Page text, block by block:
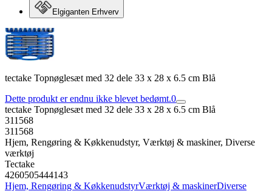
Elgiganten Erhverv
tectake Topnøglesæt med 32 dele 33 x 28 x 6.5 cm Blå
Dette produkt er endnu ikke blevet bedømt.0
tectake Topnøglesæt med 32 dele 33 x 28 x 6.5 cm Blå
311568
311568
Hjem, Rengøring & Køkkenudstyr, Værktøj & maskiner, Diverse
værktøj
Tectake
4260505444143
Hjem, Rengøring & KøkkenudstyrVærktøj & maskinerDiverse